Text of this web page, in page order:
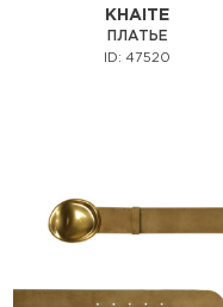
KHAITE
ПЛАТЬЕ
ID: 47520